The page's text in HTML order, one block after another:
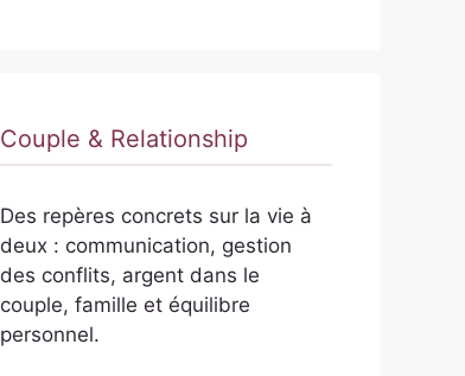
Couple & Relationship
Des repères concrets sur la vie à
deux : communication, gestion
des conflits, argent dans le
couple, famille et équilibre
personnel.